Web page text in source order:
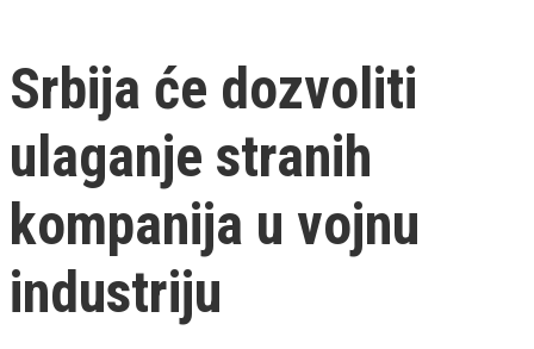
Srbija će dozvoliti
ulaganje stranih
kompanija u vojnu
industriju